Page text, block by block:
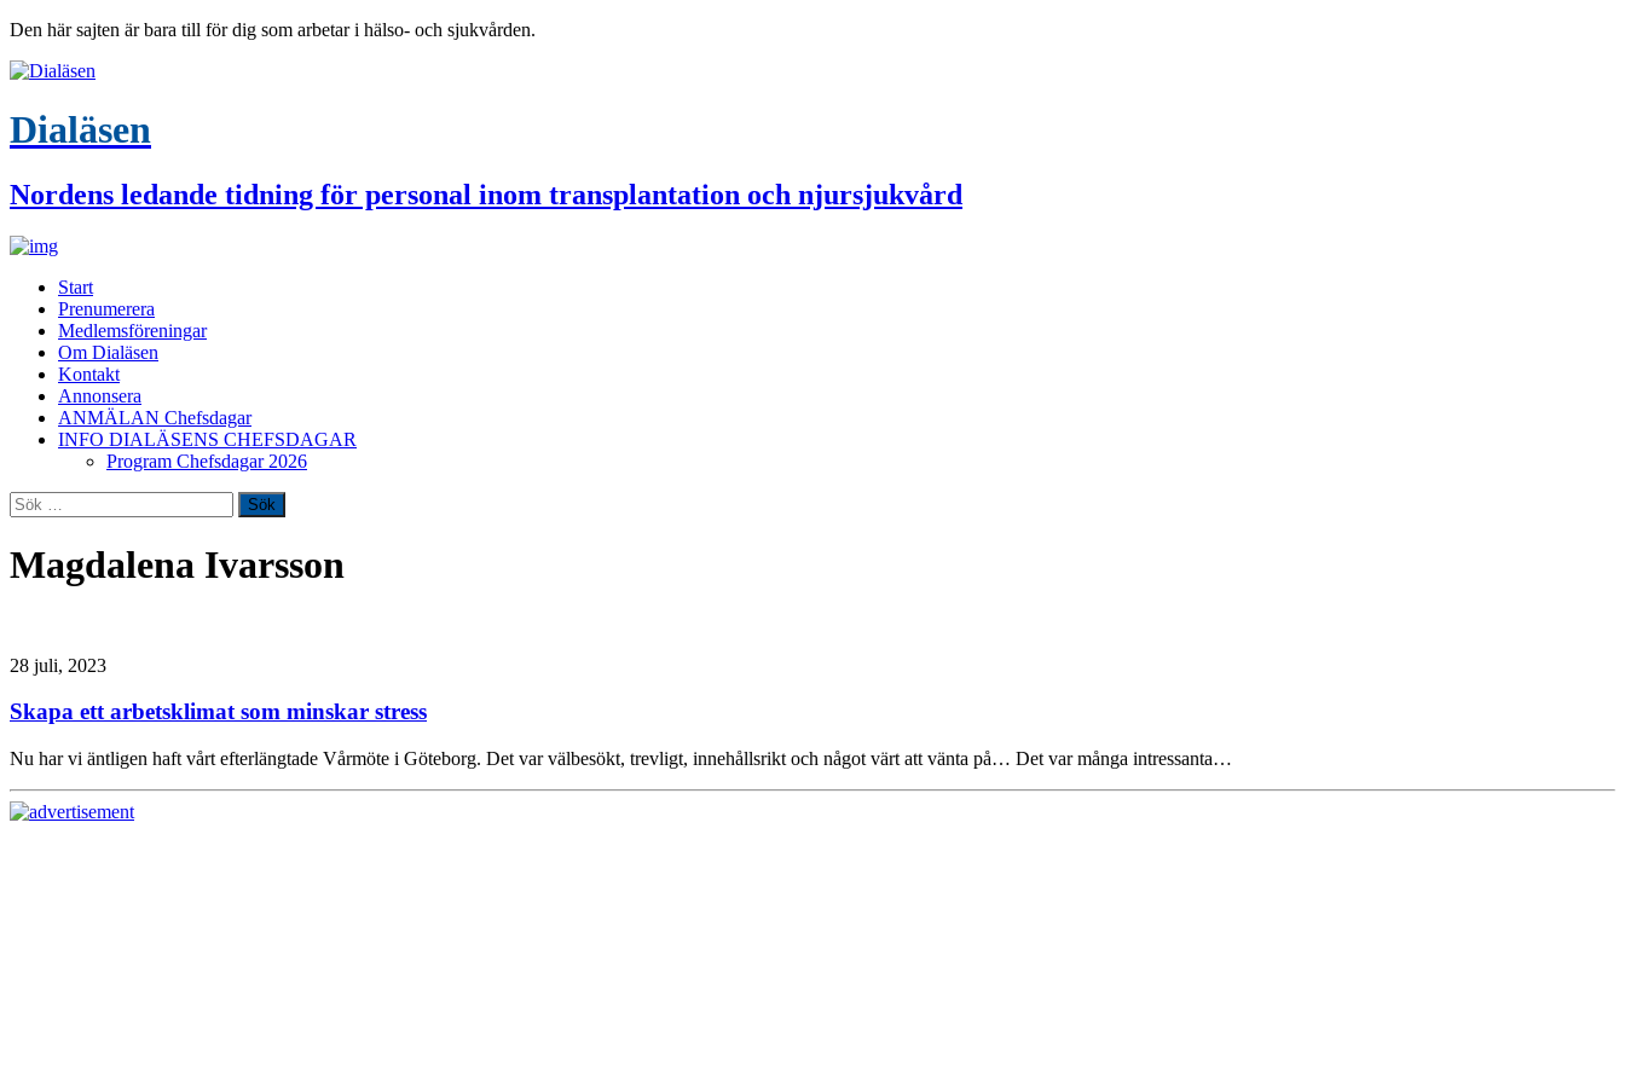
Den här sajten är bara till för dig som arbetar i hälso- och sjukvården.
Dialäsen
Nordens ledande tidning för personal inom transplantation och njursjukvård
Start
Prenumerera
Medlemsföreningar
Om Dialäsen
Kontakt
Annonsera
ANMÄLAN Chefsdagar
INFO DIALÄSENS CHEFSDAGAR
Program Chefsdagar 2026
Sök
efter:
Magdalena Ivarsson
28 juli, 2023
Skapa ett arbetsklimat som minskar stress
Nu har vi äntligen haft vårt efterlängtade Vårmöte i Göteborg. Det var välbesökt, trevligt, innehållsrikt och något värt att vänta på… Det var många intressanta…